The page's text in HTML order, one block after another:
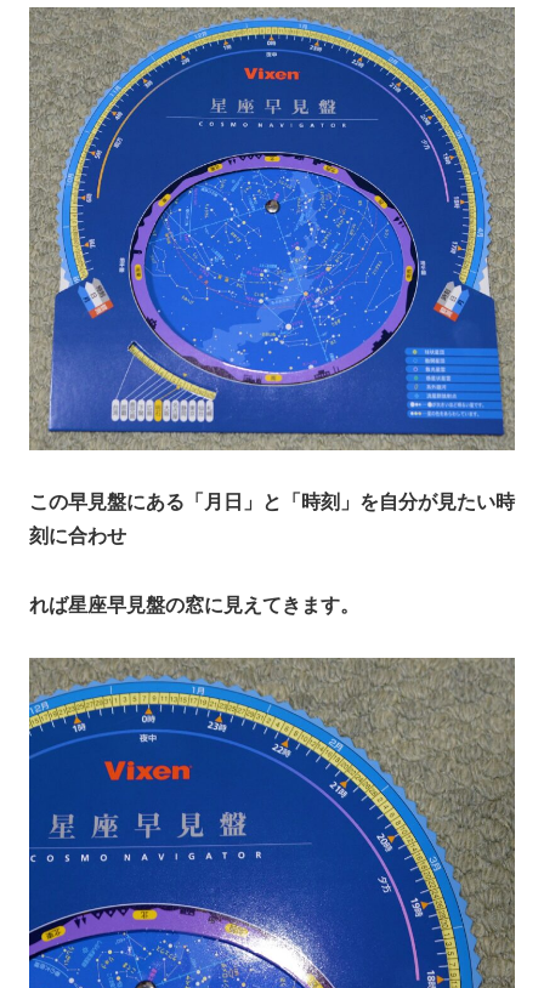
この早見盤にある「月日」と「時刻」を自分が見たい時
刻に合わせ
れば星座早見盤の窓に見えてきます。